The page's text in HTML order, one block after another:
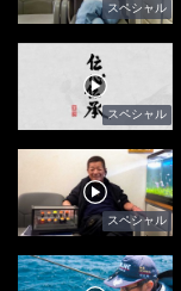
スペシャル
スペシャル
スペシャル